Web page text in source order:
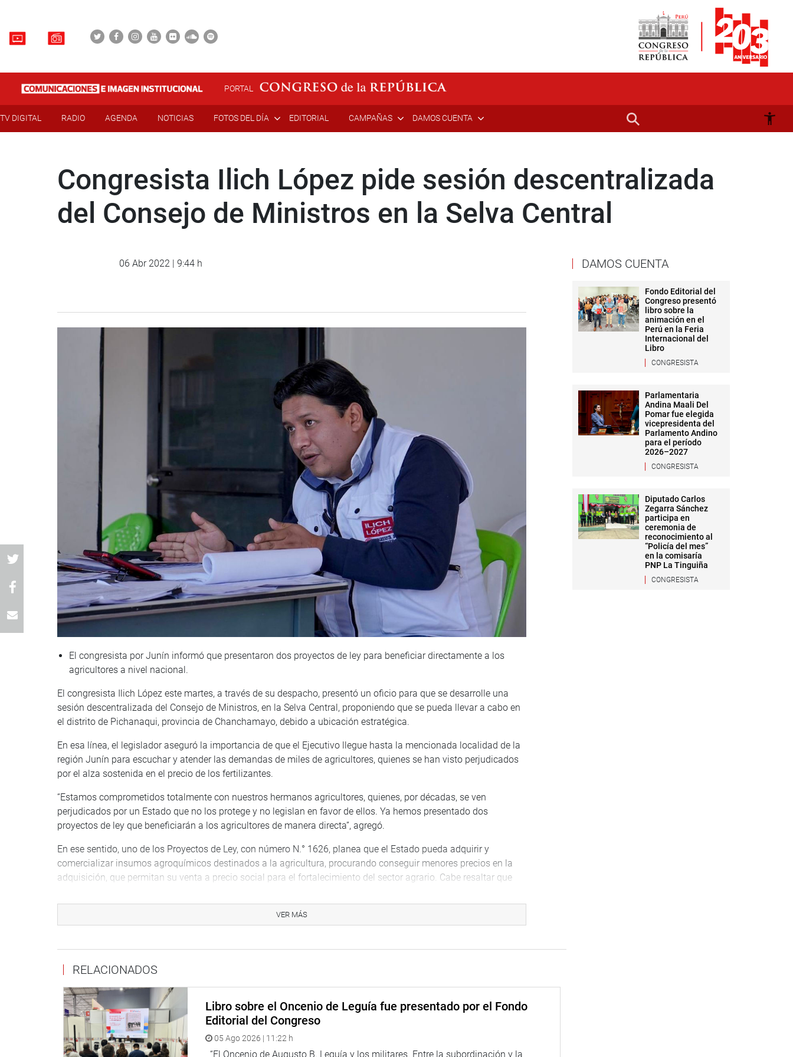
PORTAL
TV DIGITAL RADIO AGENDA NOTICIAS FOTOS DEL DÍA EDITORIAL CAMPAÑAS DAMOS CUENTA
Congresista Ilich López pide sesión descentralizada
del Consejo de Ministros en la Selva Central
06 Abr 2022 | 9:44 h
El congresista por Junín informó que presentaron dos proyectos de ley para beneficiar directamente a los
agricultores a nivel nacional.
El congresista Ilich López este martes, a través de su despacho, presentó un oficio para que se desarrolle una
sesión descentralizada del Consejo de Ministros, en la Selva Central, proponiendo que se pueda llevar a cabo en
el distrito de Pichanaqui, provincia de Chanchamayo, debido a ubicación estratégica.
En esa línea, el legislador aseguró la importancia de que el Ejecutivo llegue hasta la mencionada localidad de la
región Junín para escuchar y atender las demandas de miles de agricultores, quienes se han visto perjudicados
por el alza sostenida en el precio de los fertilizantes.
“Estamos comprometidos totalmente con nuestros hermanos agricultores, quienes, por décadas, se ven
perjudicados por un Estado que no los protege y no legislan en favor de ellos. Ya hemos presentado dos
proyectos de ley que beneficiarán a los agricultores de manera directa”, agregó.
En ese sentido, uno de los Proyectos de Ley, con número N.° 1626, planea que el Estado pueda adquirir y
comercializar insumos agroquímicos destinados a la agricultura, procurando conseguir menores precios en la
adquisición, que permitan su venta a precio social para el fortalecimiento del sector agrario. Cabe resaltar que
en razones objetivas como es declaratoria de Emergencia en el Sector Agrario y de Riego.
insumos necesarios para la producción agrícola.
Es importante mencionar que, en diciembre pasado, también presentamos una iniciativa que planea la
reinserción financiera de micro, pequeños y medianos agricultores, productores agrícolas, comunidades
campesinas y nativas, y cooperativas agrarias; que son deudoras del Banco Agropecuario (Agrobanco) de los
años 2018, 2019, 2020 y 2021.
VER MÁS
RELACIONADOS
Libro sobre el Oncenio de Leguía fue presentado por el Fondo
Editorial del Congreso
05 Ago 2026 | 11:22 h
“El Oncenio de Augusto B. Leguía y los militares. Entre la subordinación y la
DAMOS CUENTA
Fondo Editorial del
Congreso presentó
libro sobre la
animación en el
Perú en la Feria
Internacional del
Libro
CONGRESISTA
Parlamentaria
Andina Maali Del
Pomar fue elegida
vicepresidenta del
Parlamento Andino
para el período
2026–2027
CONGRESISTA
Diputado Carlos
Zegarra Sánchez
participa en
ceremonia de
reconocimiento al
“Policía del mes”
en la comisaría
PNP La Tinguiña
CONGRESISTA